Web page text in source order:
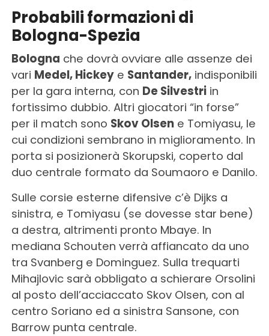
Probabili formazioni di
Bologna-Spezia
Bologna che dovrà ovviare alle assenze dei
vari Medel, Hickeye Santander,indisponibili
per la gara interna, con De Silvestriin
fortissimo dubbio. Altri giocatori “in forse”
per il match sono Skov Olsene Tomiyasu, le
cui condizioni sembrano in miglioramento. In
porta si posizionerà Skorupski, coperto dal
duo centrale formato da Soumaoro e Danilo.
Sulle corsie esterne difensive c’è Dijks a
sinistra, e Tomiyasu (se dovesse star bene)
a destra, altrimenti pronto Mbaye. In
mediana Schouten verrà affiancato da uno
tra Svanberg e Dominguez. Sulla trequarti
Mihajlovic sarà obbligato a schierare Orsolini
al posto dell’acciaccato Skov Olsen, con al
centro Soriano ed a sinistra Sansone, con
Barrow punta centrale.